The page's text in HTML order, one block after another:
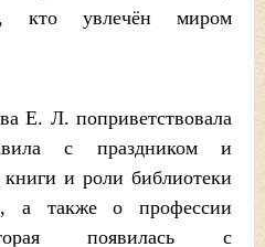
кто увлечён миром
Е. Л. поприветствовала
с праздником и
книги и роли библиотеки
а также о профессии
появилась с